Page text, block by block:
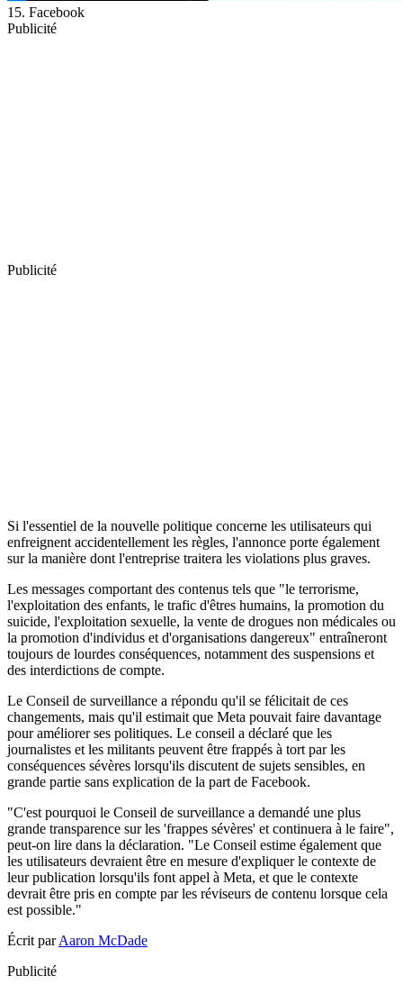
15. Facebook
Publicité
Publicité
Si l'essentiel de la nouvelle politique concerne les utilisateurs qui
enfreignent accidentellement les règles, l'annonce porte également
sur la manière dont l'entreprise traitera les violations plus graves.
Les messages comportant des contenus tels que "le terrorisme,
l'exploitation des enfants, le trafic d'êtres humains, la promotion du
suicide, l'exploitation sexuelle, la vente de drogues non médicales ou
la promotion d'individus et d'organisations dangereux" entraîneront
toujours de lourdes conséquences, notamment des suspensions et
des interdictions de compte.
Le Conseil de surveillance a répondu qu'il se félicitait de ces
changements, mais qu'il estimait que Meta pouvait faire davantage
pour améliorer ses politiques. Le conseil a déclaré que les
journalistes et les militants peuvent être frappés à tort par les
conséquences sévères lorsqu'ils discutent de sujets sensibles, en
grande partie sans explication de la part de Facebook.
"C'est pourquoi le Conseil de surveillance a demandé une plus
grande transparence sur les 'frappes sévères' et continuera à le faire",
peut-on lire dans la déclaration. "Le Conseil estime également que
les utilisateurs devraient être en mesure d'expliquer le contexte de
leur publication lorsqu'ils font appel à Meta, et que le contexte
devrait être pris en compte par les réviseurs de contenu lorsque cela
est possible."
Écrit parAaron McDade
Publicité